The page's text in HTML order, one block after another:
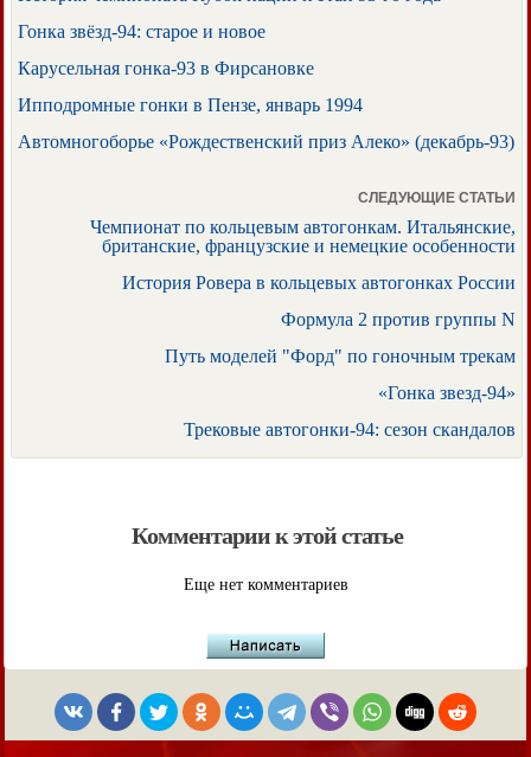
Гонка звёзд-94: старое и новое
Карусельная гонка-93 в Фирсановке
Ипподромные гонки в Пензе, январь 1994
Автомногоборье «Рождественский приз Алеко» (декабрь-93)
СЛЕДУЮЩИЕ СТАТЬИ
Чемпионат по кольцевым автогонкам. Итальянские,
британские, французские и немецкие особенности
История Ровера в кольцевых автогонках России
Формула 2 против группы N
Путь моделей "Форд" по гоночным трекам
«Гонка звезд-94»
Трековые автогонки-94: сезон скандалов
Комментарии к этой статье
Еще нет комментариев